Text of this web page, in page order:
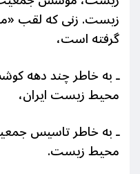
زیست. زنی که لقب
گرفته است،
ـ به خاطر چند دهه
محیط زیست ایران،
ـ به خاطر تاسیس
محیط زیست.